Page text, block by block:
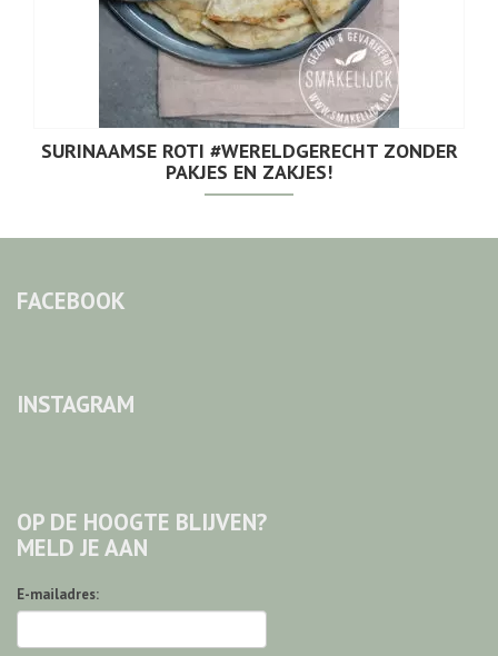
SURINAAMSE ROTI #WERELDGERECHT ZONDER
PAKJES EN ZAKJES!
FACEBOOK
INSTAGRAM
OP DE HOOGTE BLIJVEN?
MELD JE AAN
E-mailadres: